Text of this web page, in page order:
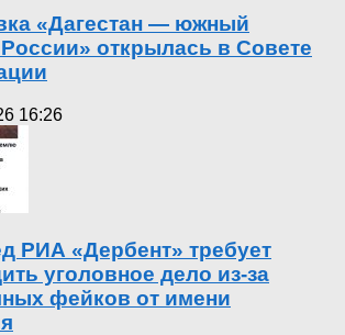
«Дагестан — южный
открылась в Совете
16:26
РИА «Дербент» требует
уголовное дело из-за
фейков от имени